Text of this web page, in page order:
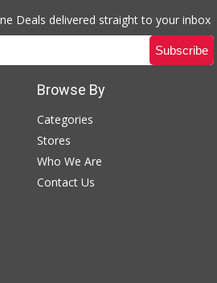
Deals delivered straight to your inbox
Browse By
Categories
Stores
Who We Are
Contact Us